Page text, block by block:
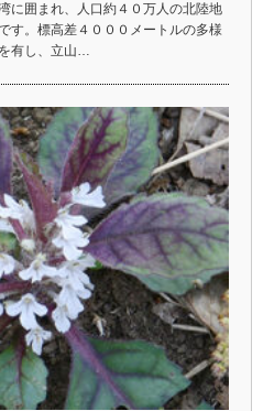
に囲まれ、人口約４０万人の北陸地
す。標高差４０００メートルの多様
有し、立山…